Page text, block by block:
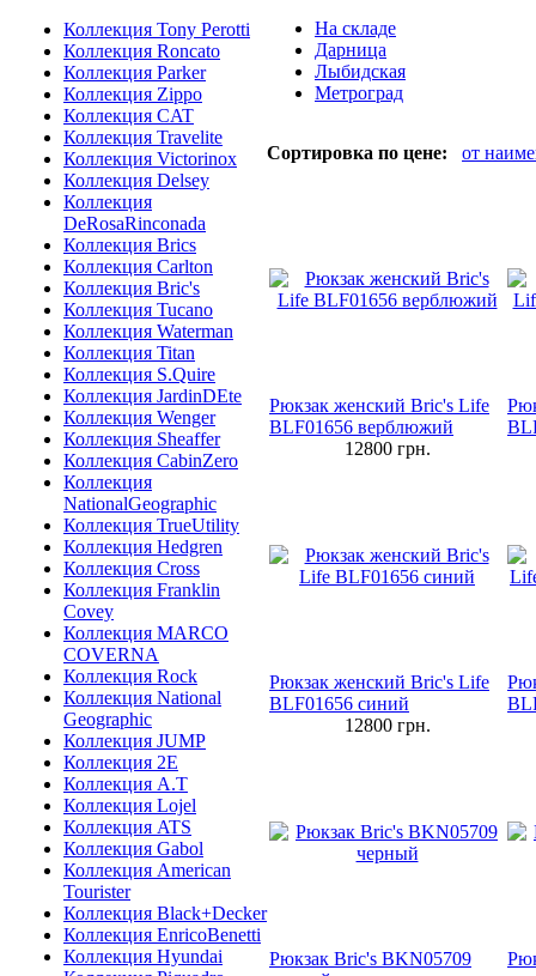
Коллекция Tony Perotti
Коллекция Roncato
Коллекция Parker
Коллекция Zippo
Коллекция CAT
Коллекция Travelite
Коллекция Victorinox
Коллекция Delsey
Коллекция
DeRosaRinconada
Коллекция Brics
Коллекция Carlton
Коллекция Bric's
Коллекция Tucano
Коллекция Waterman
Коллекция Titan
Коллекция S.Quire
Коллекция JardinDEte
Коллекция Wenger
Коллекция Sheaffer
Коллекция CabinZero
Коллекция
NationalGeographic
Коллекция TrueUtility
Коллекция Hedgren
Коллекция Cross
Коллекция Franklin
Covey
Коллекция MARCO
COVERNA
Коллекция Rock
Коллекция National
Geographic
Коллекция JUMP
Коллекция 2E
Коллекция A.T
Коллекция Lojel
Коллекция ATS
Коллекция Gabol
Коллекция American
Tourister
Коллекция Black+Decker
Коллекция EnricoBenetti
Коллекция Hyundai
На складе
Дарница
Лыбидская
Метроград
Сортировка по цене: от
Рюкзак женский Bric's Life
BLF01656 верблюжий
12800грн.
Рюкзак женский Bric's Life
BLF01656 синий
12800грн.
Рюкзак Bric's BKN05709